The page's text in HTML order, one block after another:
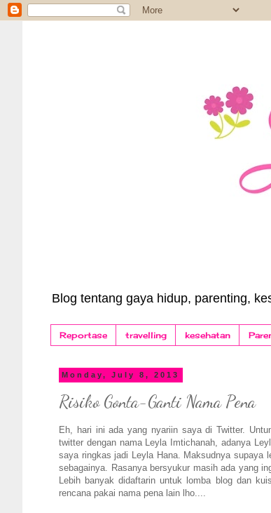
Blog tentang gaya hidup, parenting,
Reportase travelling kesehatan
Monday, July 8, 2013
Risiko Gonta-Ganti Nama Pena
Eh, hari ini ada yang nyariin saya di Twitter.
twitter dengan nama Leyla Imtichanah, adanya
saya ringkas jadi Leyla Hana. Maksudnya supaya
sebagainya. Rasanya bersyukur masih ada yang
Lebih banyak didaftarin untuk lomba blog dan
rencana pakai nama pena lain lho....